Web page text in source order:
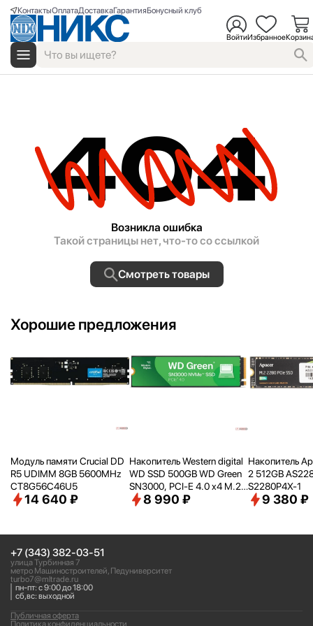
КонтактыОплатаДоставкаГарантияБонусный клуб
ВойтиИзбранное
404
Возникла ошибка
Такой страницы нет, что-то со ссылкой
Смотреть товары
Хорошие предложения
Модуль памяти Crucial DD
R5 UDIMM 8GB 5600MHz
CT8G56C46U5
14 640 ₽
Накопитель Western digital
WD SSD 500GB WD Green
SN3000, PCI-E 4.0 x4 M.2
2280, [R/W - 5000/
8 990 ₽
Накопитель
2 512GB
S2280P4X-1
9 380 ₽
+7 (343) 382-03-51
улица Турбинная 7
метро Машиностроителей, Педуниверситет
turbo7@mltrade.ru
пн-пт: с 9:00 до 18:00
сб,вс: выходной
Политика конфиденциальности
Публичная оферта